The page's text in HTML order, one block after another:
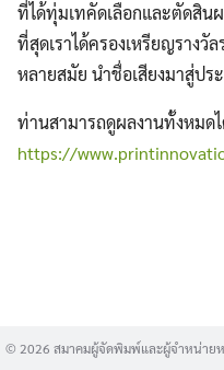
Search
for:
ที่ได้ทุ่มเทคัดเลือกและตัดสิน
ที่สุดเราได้ครองเหรียญรางวั
หลายสมัย นำชื่อเสียงมาสู่ปร
ท่านสามารถดูผลงานทั้งหมด
https://
© 2026 สมาคมผู้จัดพิมพ์และผู้จำหน่ายหนั